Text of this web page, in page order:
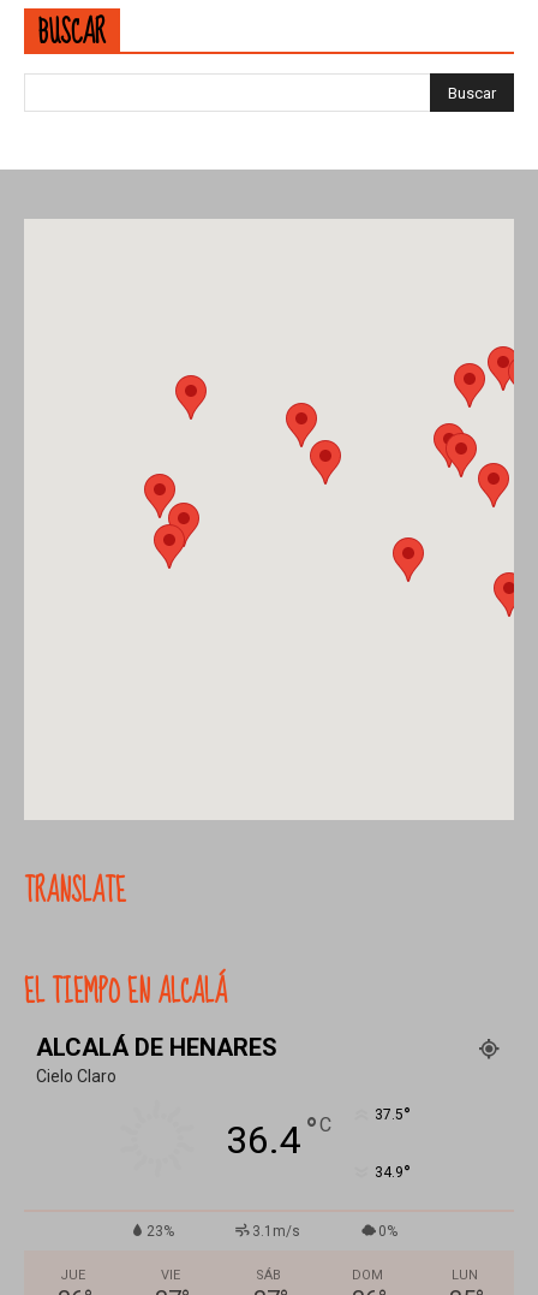
BUSCAR
TRANSLATE
EL TIEMPO EN ALCALÁ
ALCALÁ DE HENARES
Cielo Claro
36.4°C 37.5°
34.9°
23% 3.1m/s 0%
JUE VIE SÁB DOM LUN